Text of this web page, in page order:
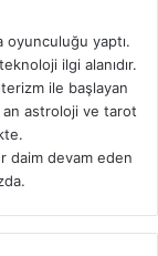
oyunculuğu yaptı.
ilgi alanıdır.
ile başlayan
an astroloji ve tarot
daim devam eden